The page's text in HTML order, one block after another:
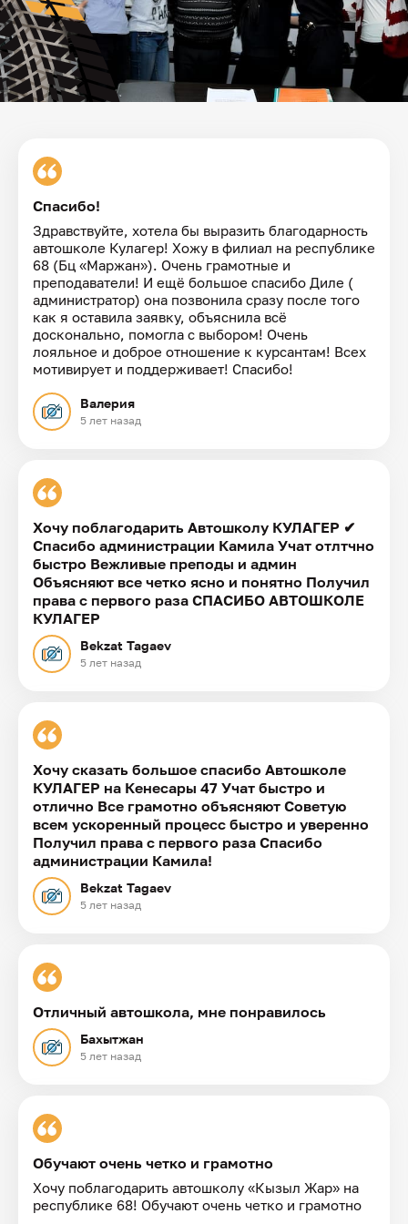
Спасибо!
Здравствуйте, хотела бы выразить благодарность
автошколе Кулагер! Хожу в филиал на республике
68 (Бц «Маржан»). Очень грамотные и
преподаватели! И ещё большое спасибо Диле (
администратор) она позвонила сразу после того
как я оставила заявку, объяснила всё
досконально, помогла с выбором! Очень
лояльное и доброе отношение к курсантам! Всех
мотивирует и поддерживает! Спасибо!
Валерия
5 лет назад
Хочу поблагодарить Автошколу КУЛАГЕР ✔︎
Спасибо администрации Камила Учат отлтчно
быстро Вежливые преподы и админ
Объясняют все четко ясно и понятно Получил
права с первого раза СПАСИБО АВТОШКОЛЕ
КУЛАГЕР
Bekzat Tagaev
5 лет назад
Хочу сказать большое спасибо Автошколе
КУЛАГЕР на Кенесары 47 Учат быстро и
отлично Все грамотно объясняют Советую
всем ускоренный процесс быстро и уверенно
Получил права с первого раза Спасибо
администрации Камила!
Bekzat Tagaev
5 лет назад
Отличный автошкола, мне понравилось
Бахытжан
5 лет назад
Обучают очень четко и грамотно
Хочу поблагодарить автошколу «Кызыл Жар» на
республике 68! Обучают очень четко и грамотно